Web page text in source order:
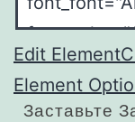
Edit Element
Element
Заставьте